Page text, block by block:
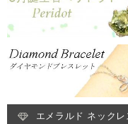
エメラルド ネック